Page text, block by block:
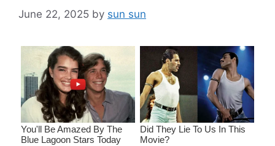
June 22, 2025 by sun sun